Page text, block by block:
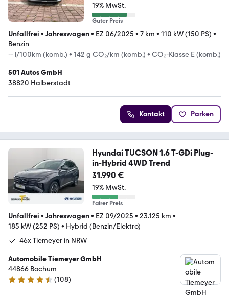
19% MwSt.
Guter Preis
Unfallfrei • Jahreswagen• EZ 06/2025 • 7 km • 110 kW (150 PS) •
Benzin
-- l/100km (komb.) • 142 g CO₂/km (komb.) • CO₂-Klasse E (komb.)
501 Autos GmbH
38820 Halberstadt
Kontakt Parken
Hyundai TUCSON 1.6 T-GDi Plug-
in-Hybrid 4WD Trend
31.990 €
19% MwSt.
Fairer Preis
Unfallfrei • Jahreswagen• EZ 09/2025 • 23.125 km •
185 kW (252 PS) • Hybrid (Benzin/Elektro)
46x Tiemeyer in NRW
Automobile Tiemeyer GmbH
44866 Bochum
4.6 Sterne
(108)